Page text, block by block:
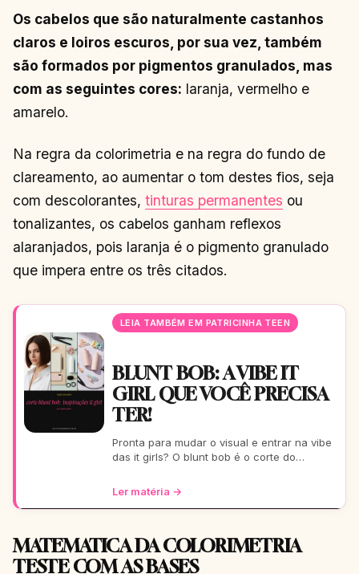
Os cabelos que são naturalmente castanhos
claros e loiros escuros, por sua vez, também
são formados por pigmentos granulados, mas
com as seguintes cores: laranja, vermelho e
amarelo.
Na regra da colorimetria e na regra do fundo de
clareamento, ao aumentar o tom destes fios, seja
com descolorantes, tinturas permanentes ou
tonalizantes, os cabelos ganham reflexos
alaranjados, pois laranja é o pigmento granulado
que impera entre os três citados.
LEIA TAMBÉM EM PATRICINHA TEEN
BLUNT BOB: A VIBE IT
GIRL QUE VOCÊ PRECISA
TER!
Pronta para mudar o visual e entrar na vibe
das it girls? O blunt bob é o corte do
Vem ver como ele
Ler matéria →
MATEMATICA DA COLORIMETRIA
TESTE COM AS BASES